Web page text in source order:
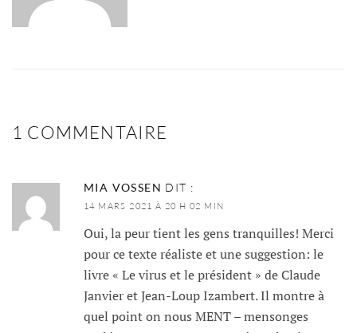
1 COMMENTAIRE
MIA VOSSEN DIT :
14 MARS 2021 À 20 H 02 MIN
Oui, la peur tient les gens tranquilles! Merci
pour ce texte réaliste et une suggestion: le
livre « Le virus et le président » de Claude
Janvier et Jean-Loup Izambert. Il montre à
quel point on nous MENT – mensonges